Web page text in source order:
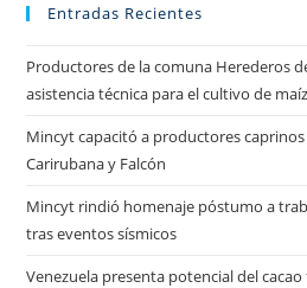
Entradas Recientes
Productores de la comuna Herederos
asistencia técnica para el cultivo de
Mincyt capacitó a productores
Carirubana y Falcón
Mincyt rindió homenaje póstumo a
tras eventos sísmicos
Venezuela presenta potencial del